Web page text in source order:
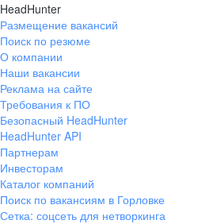
HeadHunter
Размещение вакансий
Поиск по резюме
О компании
Наши вакансии
Реклама на сайте
Требования к ПО
Безопасный HeadHunter
HeadHunter API
Партнерам
Инвесторам
Каталог компаний
Поиск по вакансиям в Горловке
Сетка: соцсеть для нетворкинга